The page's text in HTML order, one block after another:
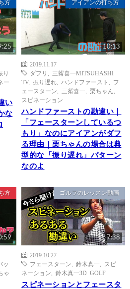
方
り
ー
い
な
アイアンの打ち方
10:13
2019.11.17
ダフリ
三觜喜一MITSUHASHI
TV, 振り遅れ ハンドファースト
フ
ェースターン
三觜喜一 栗ちゃん
スピネーション
ハンドファーストの勘違い｜
「フェースターンしているつ
もり」なのにアイアンがダフ
る理由｜栗ちゃんの場合は典
型的な「振り遅れ」パターン
なのよ
方
ッ
ゃ
ゴルフのレッスン動画
7:38
2019.10.27
フェースターン
鈴木真一
スピ
ネーション
鈴木真一3D GOLF
スピネーションとフェースタ